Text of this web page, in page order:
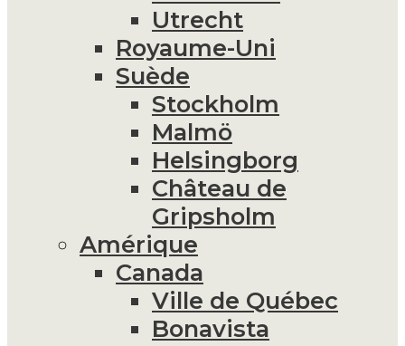
Utrecht
Royaume-Uni
Suède
Stockholm
Malmö
Helsingborg
Château de
Gripsholm
Amérique
Canada
Ville de Québec
Bonavista